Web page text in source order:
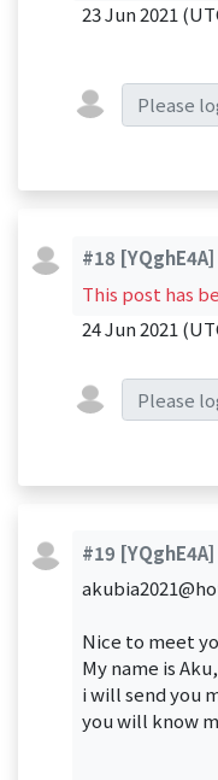
23 Jun 2021
#18 [YQghE4A]
This post has
24 Jun 2021
#19 [YQghE4A]
Nice to meet
My name is
i will send you
you will know